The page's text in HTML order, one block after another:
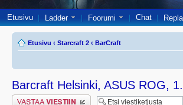
Etusivu Ladder Foorumi Chat
Etusivu ‹ Starcraft 2 ‹ BarCraft
Barcraft Helsinki, ASUS ROG,
Lähetä vastaus